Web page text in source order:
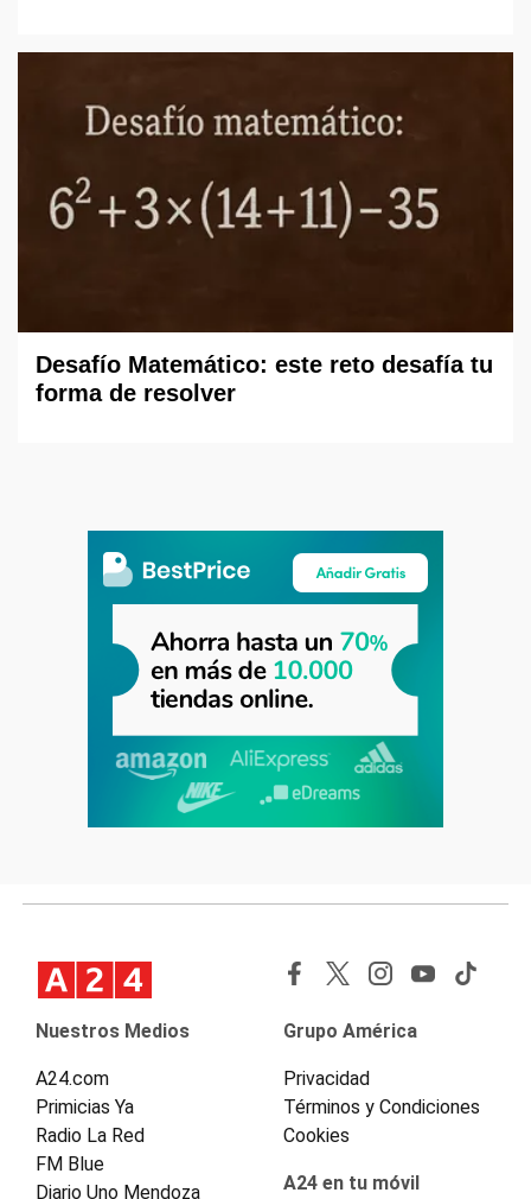
Desafío Matemático: este reto desafía tu
forma de resolver
Nuestros Medios
A24.com
Primicias Ya
Radio La Red
FM Blue
Diario Uno Mendoza
Grupo América
Privacidad
Términos y Condiciones
Cookies
A24 en tu móvil